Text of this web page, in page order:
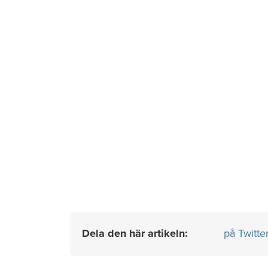
Dela den här artikeln: på